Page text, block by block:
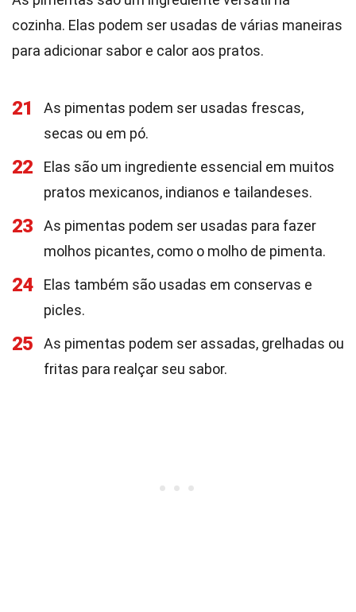
cozinha. Elas podem ser usadas de várias maneiras
para adicionar sabor e calor aos pratos.
21
As pimentas podem ser usadas frescas,
secas ou em pó.
22
Elas são um ingrediente essencial em muitos
pratos mexicanos, indianos e tailandeses.
23
As pimentas podem ser usadas para fazer
molhos picantes, como o molho de pimenta.
24
Elas também são usadas em conservas e
picles.
25
As pimentas podem ser assadas, grelhadas ou
fritas para realçar seu sabor.